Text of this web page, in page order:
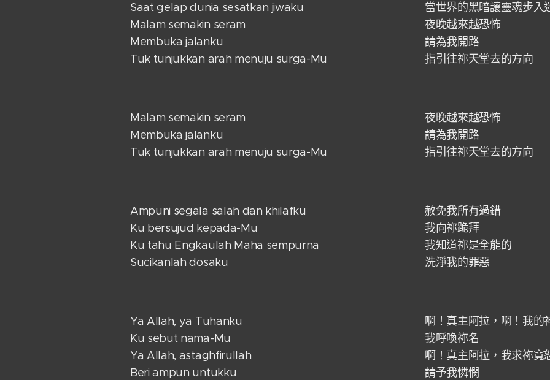
Saat gelap dunia sesatkan jiwaku
Malam semakin seram
Membuka jalanku
Tuk tunjukkan arah menuju surga-Mu
Malam semakin seram
Membuka jalanku
Tuk tunjukkan arah menuju surga-Mu
Ampuni segala salah dan khilafku
Ku bersujud kepada-Mu
Ku tahu Engkaulah Maha sempurna
Sucikanlah dosaku
Ya Allah, ya Tuhanku
Ku sebut nama-Mu
Ya Allah, astaghfirullah
Beri ampun untukku
當世界的黑暗讓靈魂步入
夜晚越來越恐怖
請為我開路
指引往祢天堂去的方向
夜晚越來越恐怖
請為我開路
指引往祢天堂去的方向
赦免我所有過錯
我向祢跪拜
我知道祢是全能的
洗淨我的罪惡
啊！真主阿拉，啊！我的
我呼喚祢名
啊！真主阿拉，我求祢寬
請予我憐憫